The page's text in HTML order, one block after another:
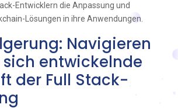
Entwicklern die Anpassung und
Lösungen in ihre Anwendungen.
Navigieren
entwickelnde
der Full Stack-